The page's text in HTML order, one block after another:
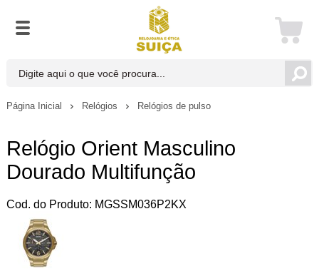
Página Inicial Relógios Relógios de pulso
Relógio Orient Masculino
Dourado Multifunção
Cod. do Produto: MGSSM036P2KX